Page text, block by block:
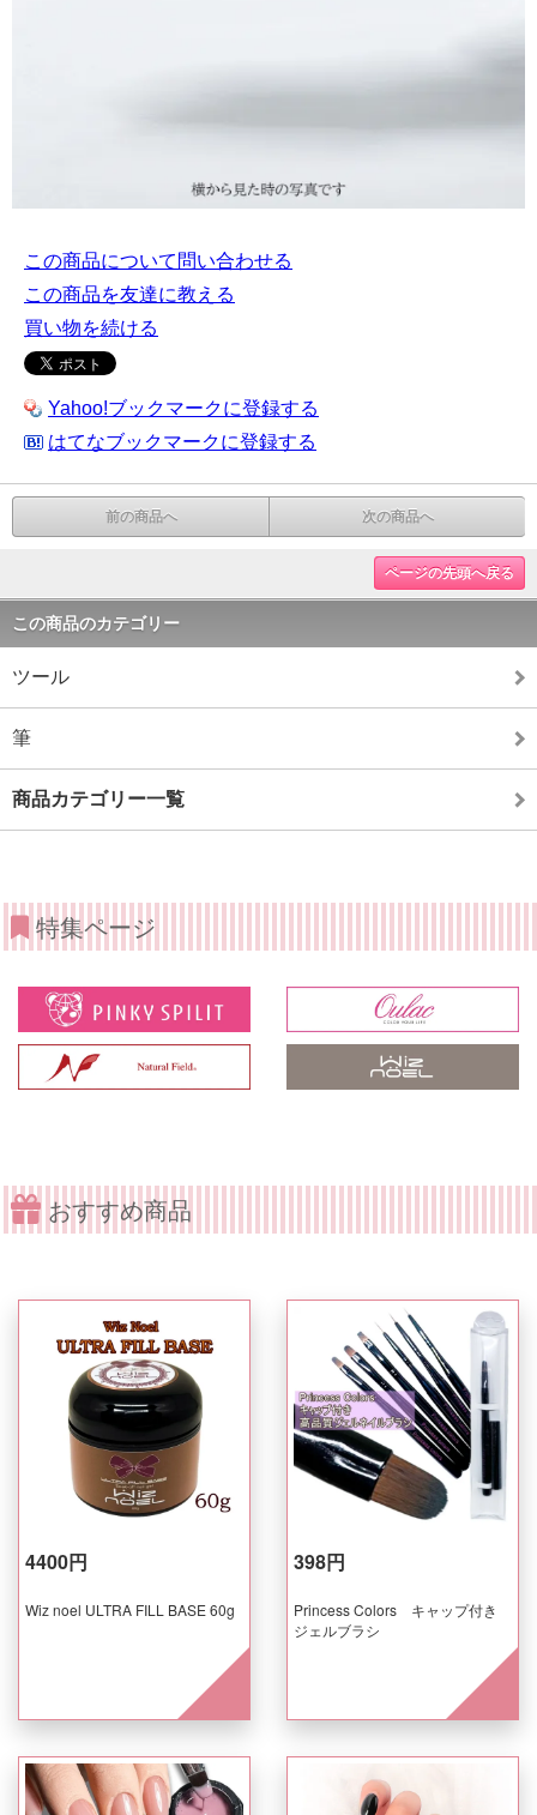
この商品について問い合わせる
この商品を友達に教える
買い物を続ける
Yahoo!ブックマークに登録する
はてなブックマークに登録する
前の商品へ 次の商品へ
ページの先頭へ戻る
この商品のカテゴリー
ツール
筆
商品カテゴリー一覧